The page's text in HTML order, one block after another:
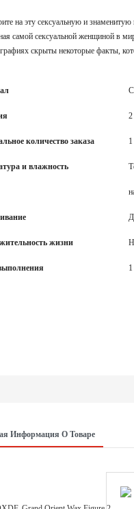
на эту сексуальную и
самой сексуальной женщиной в
скрыты некоторые факты,
2
количество заказа
и влажность
жизни
Информация О Товаре